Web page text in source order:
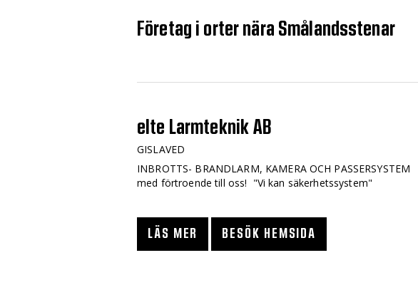
Företag i orter nära Smålandsstenar
elte Larmteknik AB
GISLAVED
INBROTTS- BRANDLARM, KAMERA OCH
med förtroende till oss! "Vi kan säkerhetssystem"
LÄS MER BESÖK HEMSIDA